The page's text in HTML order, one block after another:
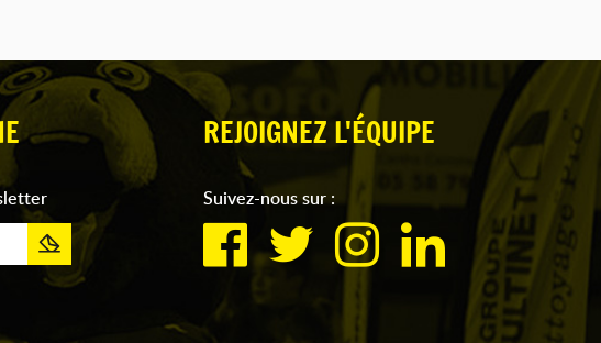
REJOIGNEZ L'ÉQUIPE
Suivez-nous sur :